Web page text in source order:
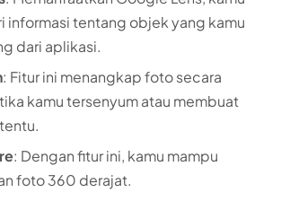
informasi tentang objek yang kamu
dari aplikasi.
: Fitur ini menangkap foto secara
kamu tersenyum atau membuat
: Dengan fitur ini, kamu mampu
foto 360 derajat.